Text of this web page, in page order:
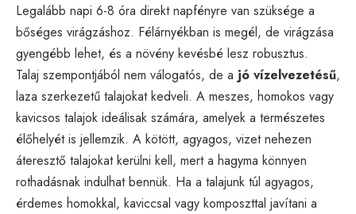
Legalább napi 6-8 óra direkt napfényre van szüksége a
bőséges virágzáshoz. Félárnyékban is megél, de virágzása
gyengébb lehet, és a növény kevésbé lesz robusztus.
Talaj szempontjából nem válogatós, de a jó vízelvezetésű,
laza szerkezetű talajokat kedveli. A meszes, homokos vagy
kavicsos talajok ideálisak számára, amelyek a természetes
élőhelyét is jellemzik. A kötött, agyagos, vizet nehezen
áteresztő talajokat kerülni kell, mert a hagyma könnyen
rothadásnak indulhat bennük. Ha a talajunk túl agyagos,
érdemes homokkal, kaviccsal vagy komposzttal javítani a